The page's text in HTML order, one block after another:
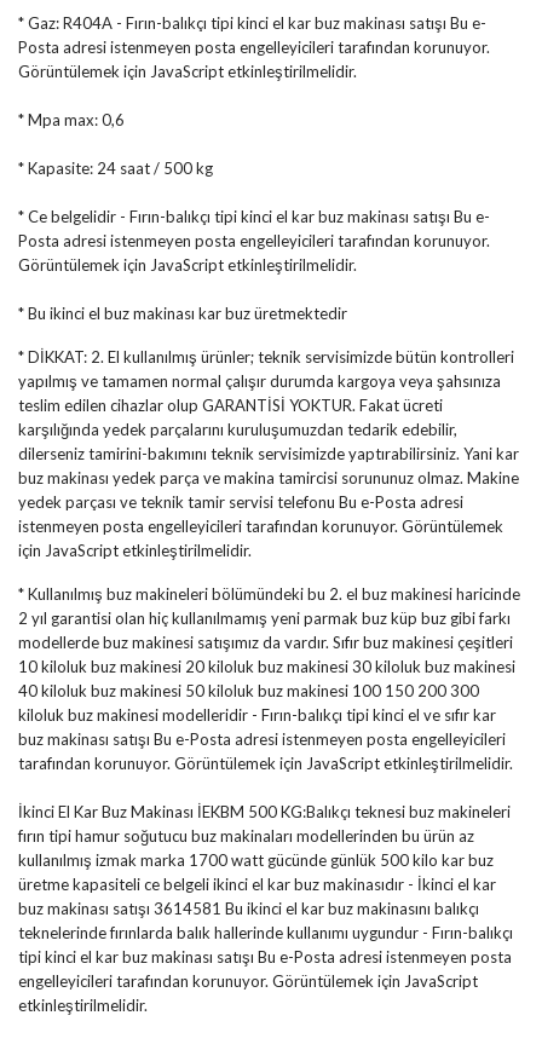
* Gaz: R404A - Fırın-balıkçı tipi kinci el kar buz makinası satışı Bu e-
Posta adresi istenmeyen posta engelleyicileri tarafından korunuyor.
Görüntülemek için JavaScript etkinleştirilmelidir.
* Mpa max: 0,6
* Kapasite: 24 saat / 500 kg
* Ce belgelidir - Fırın-balıkçı tipi kinci el kar buz makinası satışı Bu e-
Posta adresi istenmeyen posta engelleyicileri tarafından korunuyor.
Görüntülemek için JavaScript etkinleştirilmelidir.
* Bu ikinci el buz makinası kar buz üretmektedir
* DİKKAT: 2. El kullanılmış ürünler; teknik servisimizde bütün kontrolleri
yapılmış ve tamamen normal çalışır durumda kargoya veya şahsınıza
teslim edilen cihazlar olup GARANTİSİ YOKTUR. Fakat ücreti
karşılığında yedek parçalarını kuruluşumuzdan tedarik edebilir,
dilerseniz tamirini-bakımını teknik servisimizde yaptırabilirsiniz. Yani kar
buz makinası yedek parça ve makina tamircisi sorununuz olmaz. Makine
yedek parçası ve teknik tamir servisi telefonu Bu e-Posta adresi
istenmeyen posta engelleyicileri tarafından korunuyor. Görüntülemek
için JavaScript etkinleştirilmelidir.
* Kullanılmış buz makineleri bölümündeki bu 2. el buz makinesi haricinde
2 yıl garantisi olan hiç kullanılmamış yeni parmak buz küp buz gibi farkı
modellerde buz makinesi satışımız da vardır. Sıfır buz makinesi çeşitleri
10 kiloluk buz makinesi 20 kiloluk buz makinesi 30 kiloluk buz makinesi
40 kiloluk buz makinesi 50 kiloluk buz makinesi 100 150 200 300
kiloluk buz makinesi modelleridir - Fırın-balıkçı tipi kinci el ve sıfır kar
buz makinası satışı Bu e-Posta adresi istenmeyen posta engelleyicileri
tarafından korunuyor. Görüntülemek için JavaScript etkinleştirilmelidir.
İkinci El Kar Buz Makinası İEKBM 500 KG:Balıkçı teknesi buz makineleri
fırın tipi hamur soğutucu buz makinaları modellerinden bu ürün az
kullanılmış izmak marka 1700 watt gücünde günlük 500 kilo kar buz
üretme kapasiteli ce belgeli ikinci el kar buz makinasıdır - İkinci el kar
buz makinası satışı 3614581 Bu ikinci el kar buz makinasını balıkçı
teknelerinde fırınlarda balık hallerinde kullanımı uygundur - Fırın-balıkçı
tipi kinci el kar buz makinası satışı Bu e-Posta adresi istenmeyen posta
engelleyicileri tarafından korunuyor. Görüntülemek için JavaScript
etkinleştirilmelidir.